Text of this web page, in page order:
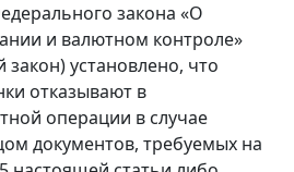
закона «О
и валютном контроле»
установлено, что
отказывают в
операции в случае
документов, требуемых на